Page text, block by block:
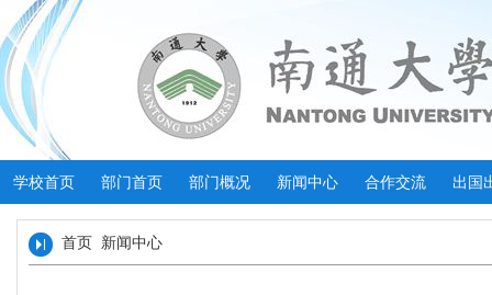
学校首页 部门首页 部门概况 新闻中心 合作交流 出国
首页 新闻中心